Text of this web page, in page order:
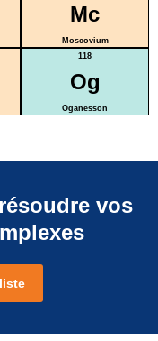
Mc
Moscovium
118
Og
Oganesson
vos